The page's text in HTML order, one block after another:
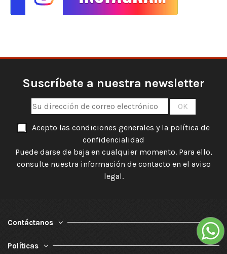
Suscríbete a nuestra newsletter
Acepto las condiciones generales y la política de
confidencialidad
Puede darse de baja en cualquier momento. Para ello,
consulte nuestra información de contacto en el aviso
legal.
Contáctanos
Políticas